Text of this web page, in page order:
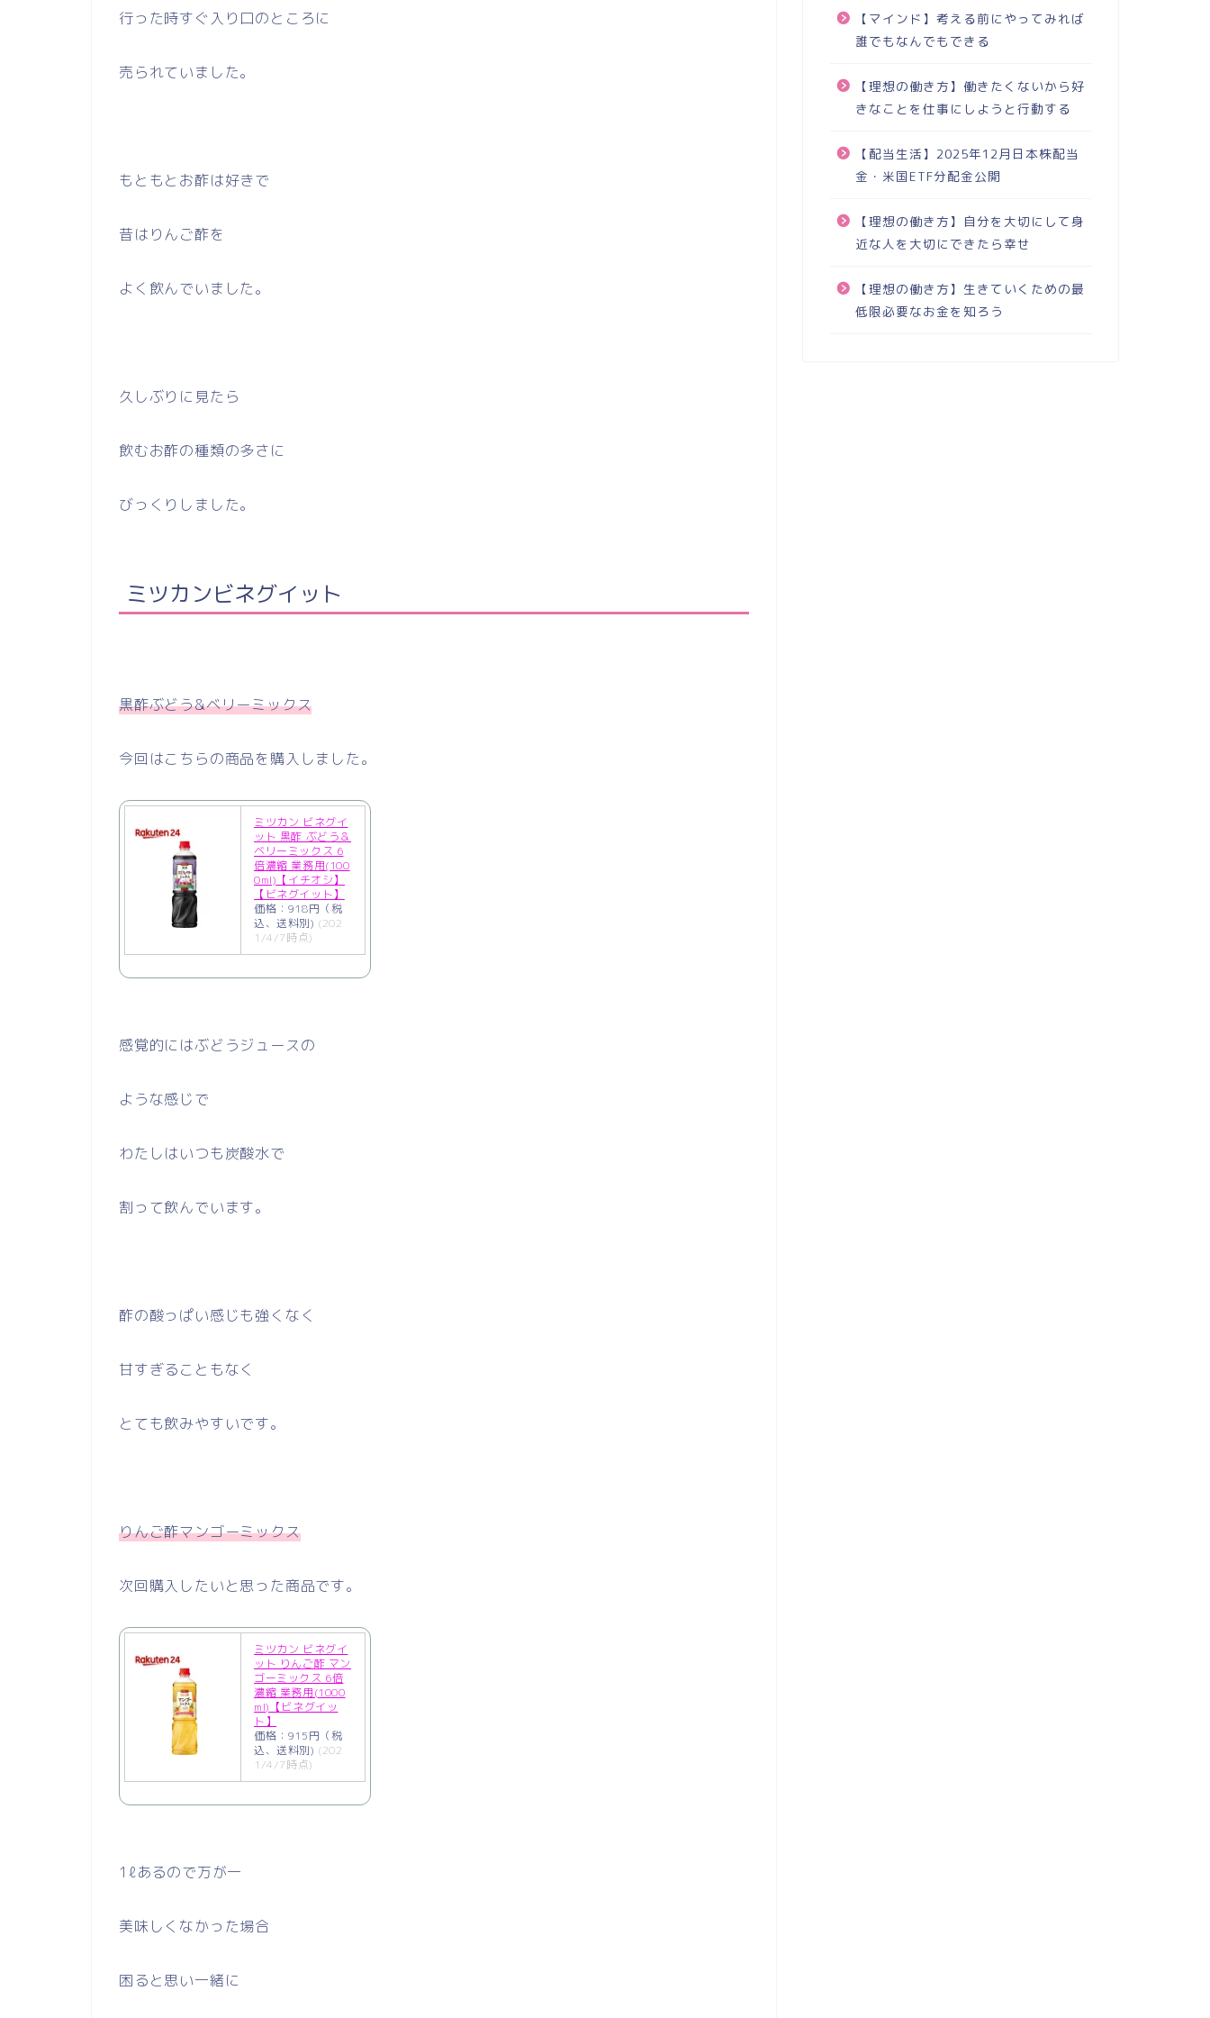
行った時すぐ入り口のところに
売られていました。
もともとお酢は好きで
昔はりんご酢を
よく飲んでいました。
久しぶりに見たら
飲むお酢の種類の多さに
びっくりしました。
ミツカンビネグイット
黒酢ぶどう&ベリーミックス
今回はこちらの商品を購入しました。
ミツカン ビネグイ
ット 黒酢 ぶどう＆
ベリーミックス 6
倍濃縮 業務用(100
0ml)【イチオシ】
【ビネグイット】
価格：918円（税
込、送料別) (202
1/4/7時点)
感覚的にはぶどうジュースの
ような感じで
わたしはいつも炭酸水で
割って飲んでいます。
酢の酸っぱい感じも強くなく
甘すぎることもなく
とても飲みやすいです。
りんご酢マンゴーミックス
次回購入したいと思った商品です。
ミツカン ビネグイ
ット りんご酢 マン
ゴーミックス 6倍
濃縮 業務用(1000
ml)【ビネグイッ
ト】
価格：915円（税
込、送料別) (202
1/4/7時点)
1ℓあるので万が一
美味しくなかった場合
困ると思い一緒に
【マインド】考える前にやってみれば
誰でもなんでもできる
【理想の働き方】働きたくないから好
きなことを仕事にしようと行動する
【配当生活】2025年12月日本株配当
金・米国ETF分配金公開
【理想の働き方】自分を大切にして身
近な人を大切にできたら幸せ
【理想の働き方】生きていくための最
低限必要なお金を知ろう